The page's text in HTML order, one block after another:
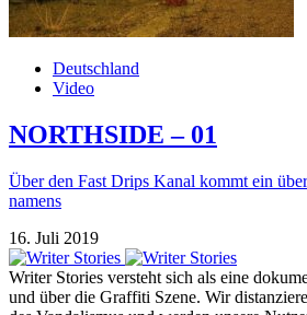
Deutschland
Video
NORTHSIDE – 01
Über den Fast Drips Kanal kommt ein
namens
16. Juli 2019
Writer Stories versteht sich als eine
und über die Graffiti Szene. Wir